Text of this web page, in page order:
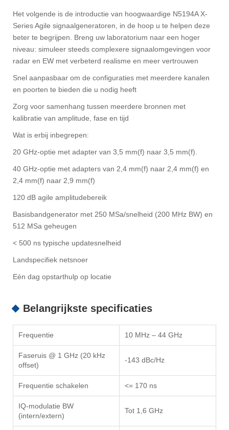
Het volgende is de introductie van hoogwaardige N5194A X-
Series Agile signaalgeneratoren, in de hoop u te helpen deze
beter te begrijpen. Breng uw laboratorium naar een hoger
niveau: simuleer steeds complexere signaalomgevingen voor
radar en EW met verbeterd realisme en meer vertrouwen
Snel aanpasbaar om de configuraties met meerdere kanalen
en poorten te bieden die u nodig heeft
Zorg voor samenhang tussen meerdere bronnen met
kalibratie van amplitude, fase en tijd
Wat is erbij inbegrepen:
20 GHz-optie met adapter van 3,5 mm(f) naar 3,5 mm(f).
40 GHz-optie met adapters van 2,4 mm(f) naar 2,4 mm(f) en
2,4 mm(f) naar 2,9 mm(f)
120 dB agile amplitudebereik
Basisbandgenerator met 250 MSa/snelheid (200 MHz BW) en
512 MSa geheugen
< 500 ns typische updatesnelheid
Landspecifiek netsnoer
Eén dag opstarthulp op locatie
Belangrijkste specificaties
Frequentie 10 MHz – 44 GHz
Faseruis @ 1 GHz (20 kHz
offset)
-143 dBc/Hz
Frequentie schakelen <= 170 ns
IQ-modulatie BW
(intern/extern)
Tot 1,6 GHz